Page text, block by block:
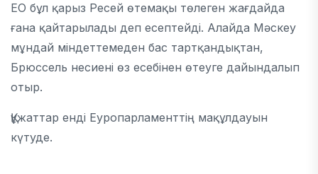
ЕО бұл қарыз Ресей өтемақы төлеген жағдайда
ғана қайтарылады деп есептейді. Алайда Мәскеу
мұндай міндеттемеден бас тартқандықтан,
Брюссель несиені өз есебінен өтеуге дайындалып
отыр.
Құжаттар енді Еуропарламенттің мақұлдауын
күтуде.